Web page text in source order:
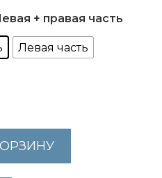
+ правая часть
Левая часть